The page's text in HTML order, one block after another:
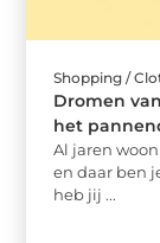
Shopping /
Dromen
het
Al jaren
en daar ben
heb jij ...